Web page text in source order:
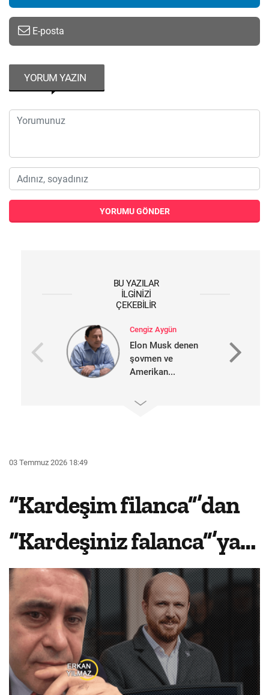
E-posta
YORUM YAZIN
YORUMU GÖNDER
BU YAZILAR
İLGINIZI
ÇEKEBILIR
Cengiz Aygün
Elon Musk denen
şovmen ve
Amerikan...
03 Temmuz 2026 18:49
“Kardeşim filanca”’dan
“Kardeşiniz falanca”’ya…